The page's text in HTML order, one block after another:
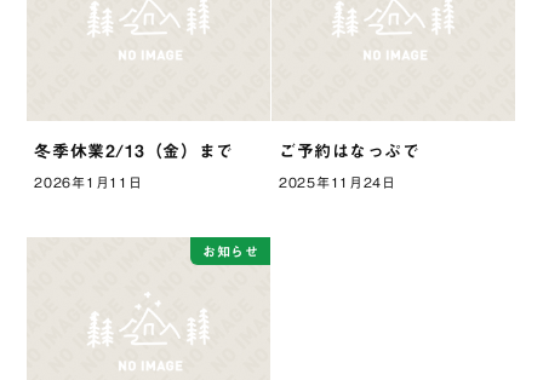
冬季休業2/13（金）まで
2026年1月11日
ご予約はなっぷで
2025年11月24日
お知らせ